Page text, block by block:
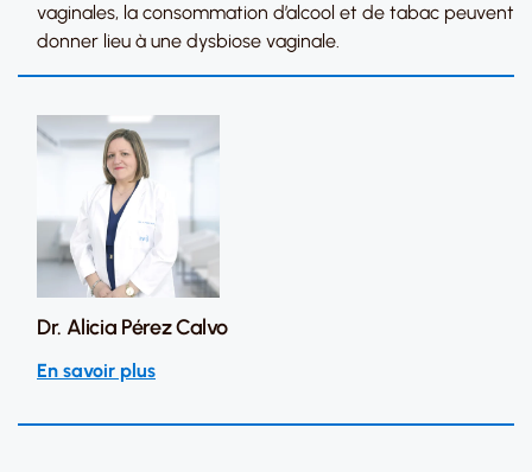
vaginales, la consommation d’alcool et de tabac peuvent
donner lieu à une dysbiose vaginale.
Dr. Alicia Pérez Calvo
En savoir plus